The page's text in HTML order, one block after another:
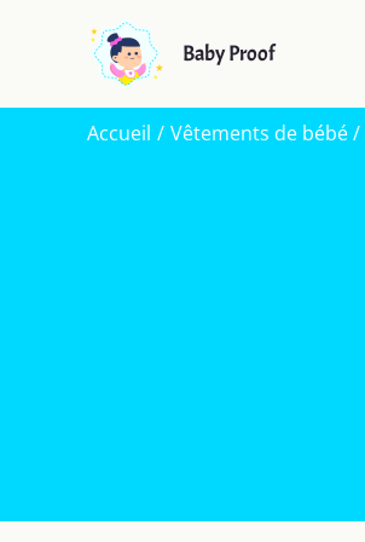
Baby Proof
Accueil Vêtements de bébé